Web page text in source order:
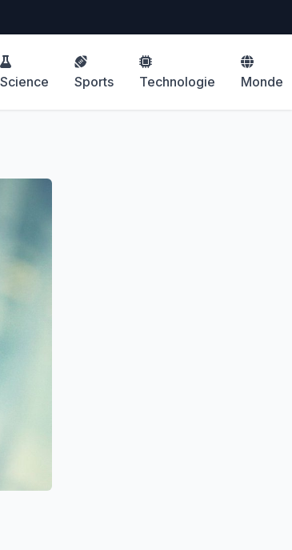
Science Sports Technologie Monde